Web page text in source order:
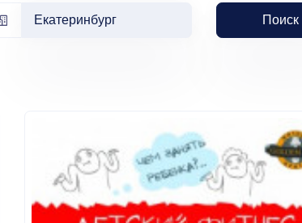
Екатеринбург Поиск